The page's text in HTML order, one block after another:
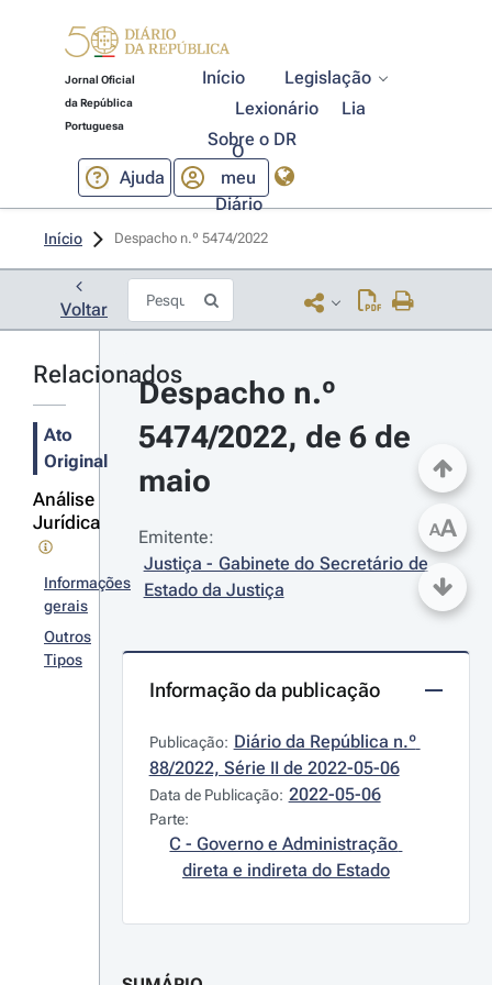
Jornal Oficial
da República
Portuguesa
Início
Legislação
Lexionário
Lia
Sobre o DR
Ajuda
O
meu
Diário
Início Despacho n.º 5474/2022
Voltar
Relacionados
Ato
Original
Análise
Jurídica
Informações
gerais
Outros
Tipos
Despacho n.º
5474/2022, de 6 de
maio
Emitente:
Justiça - Gabinete do Secretário de
Estado da Justiça
Informação da publicação
Publicação: Diário da República n.º
88/2022, Série II de 2022-05-06
Data de Publicação: 2022-05-06
Parte:
C - Governo e Administração
direta e indireta do Estado
AA